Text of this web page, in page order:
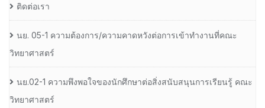
ติดต่อเรา
นย. 05-1 ความต้องการ/ความคาดหวังต่อการเข้าทำงานที่คณะ
วิทยาศาสตร์
นย.02-1 ความพึงพอใจของนักศึกษาต่อสิ่งสนับสนุนการเรียนรู้ คณะ
วิทยาศาสตร์